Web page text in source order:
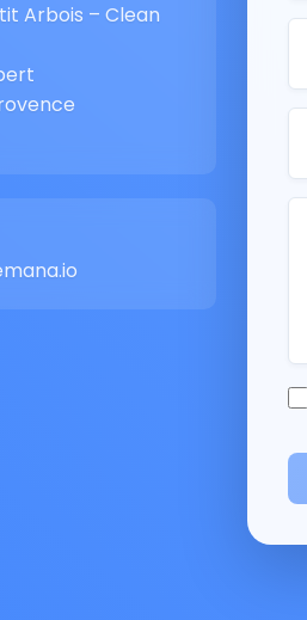
Arbois – Clean